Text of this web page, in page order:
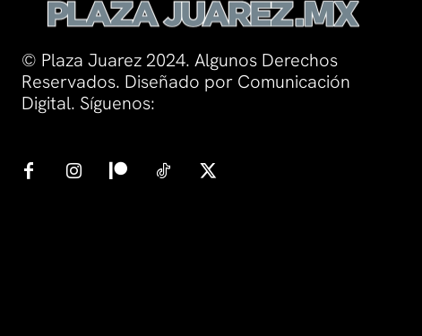
© Plaza Juarez 2024. Algunos Derechos
Reservados. Diseñado por Comunicación
Digital. Síguenos: